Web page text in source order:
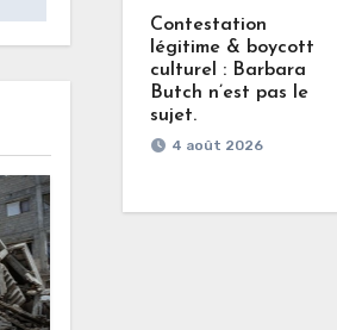
Contestation
légitime & boycott
culturel : Barbara
Butch n’est pas le
sujet.
4 août 2026